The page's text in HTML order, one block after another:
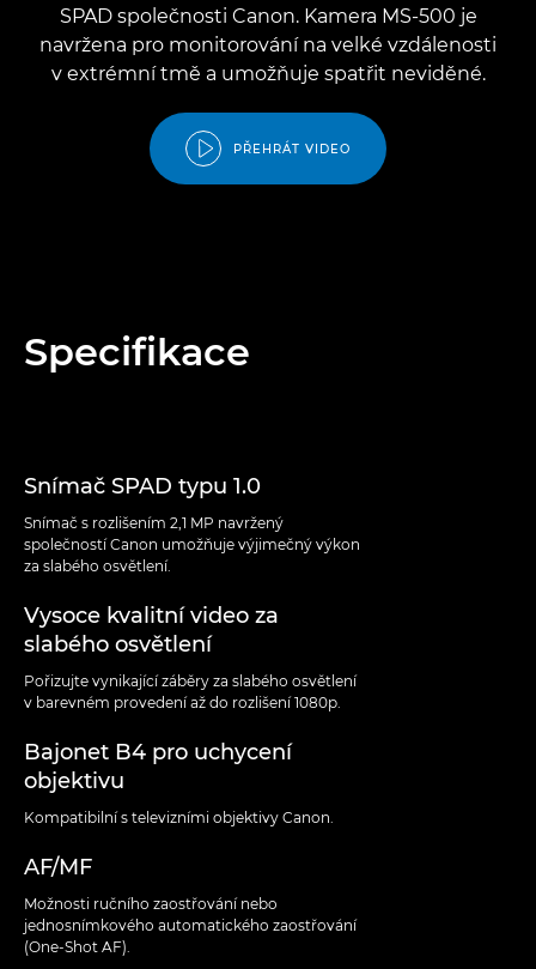
SPAD společnosti Canon. Kamera MS-500 je
navržena pro monitorování na velké vzdálenosti
v extrémní tmě a umožňuje spatřit neviděné.
PŘEHRÁT VIDEO
Specifikace
Snímač SPAD typu 1.0
Snímač s rozlišením 2,1 MP navržený
společností Canon umožňuje výjimečný výkon
za slabého osvětlení.
Vysoce kvalitní video za
slabého osvětlení
Pořizujte vynikající záběry za slabého osvětlení
v barevném provedení až do rozlišení 1080p.
Bajonet B4 pro uchycení
objektivu
Kompatibilní s televizními objektivy Canon.
AF/MF
Možnosti ručního zaostřování nebo
jednosnímkového automatického zaostřování
(One-Shot AF).